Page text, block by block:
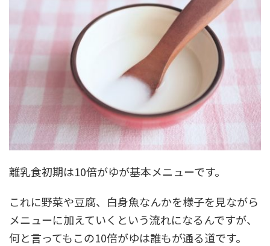
離乳食初期は10倍がゆが基本メニューです。
これに野菜や豆腐、白身魚なんかを様子を見ながら
メニューに加えていくという流れになるんですが、
何と言ってもこの10倍がゆは誰もが通る道です。